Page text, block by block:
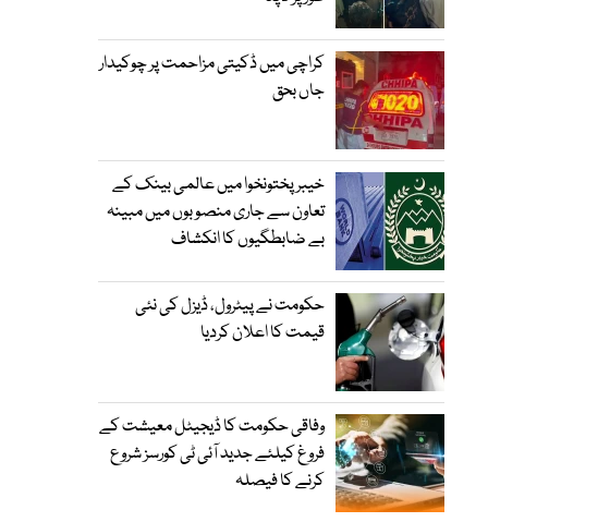
کراچی میں ڈکیتی مزاحمت پر چوکیدار
جاں بحق
خیبرپختونخوا میں عالمی بینک کے
تعاون سے جاری منصوبوں میں مبینہ
بے ضابطگیوں کا انکشاف
حکومت نے پیٹرول، ڈیزل کی نئی
قیمت کا اعلان کردیا
وفاقی حکومت کا ڈیجیٹل معیشت کے
فروغ کیلئے جدید آئی ٹی کورسز شروع
کرنے کا فیصلہ